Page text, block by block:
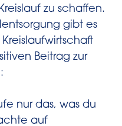
zu schaffen.
gibt es
Beitrag zur
nur das, was du
auf